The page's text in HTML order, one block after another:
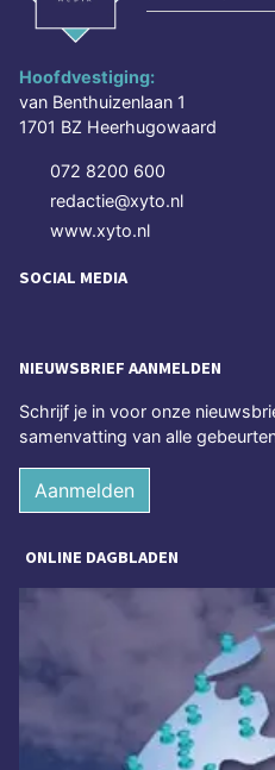
Hoofdvestiging:
van Benthuizenlaan 1
1701 BZ Heerhugowaard
072 8200 600
redactie@xyto.nl
www.xyto.nl
SOCIAL MEDIA
NIEUWSBRIEF AANMELDEN
Schrijf je in voor onze
samenvatting van alle
Aanmelden
ONLINE DAGBLADEN